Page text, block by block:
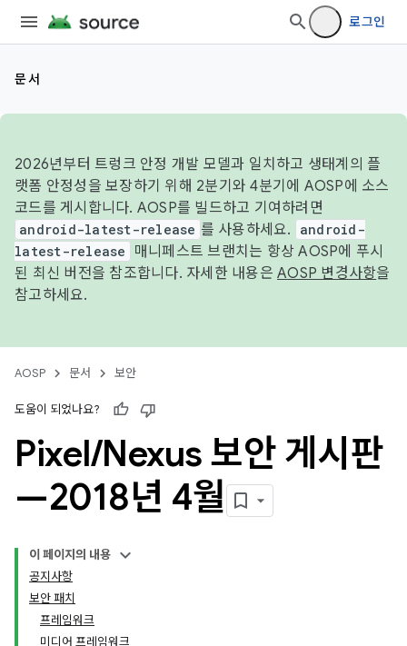
로그인
문서
2026년부터 트렁크 안정 개발 모델과 일치하고 생태계의 플
랫폼 안정성을 보장하기 위해 2분기와 4분기에 AOSP에 소스
코드를 게시합니다. AOSP를 빌드하고 기여하려면
android-latest-release 를 사용하세요.
android-
latest-release
매니페스트 브랜치는 항상 AOSP에 푸시
된 최신 버전을 참조합니다. 자세한 내용은 AOSP 변경사항을
참고하세요.
AOSP 문서 보안
도움이 되었나요?
Pixel/Nexus 보안 게시판
—2018년 4월
이 페이지의 내용
공지사항
보안 패치
프레임워크
미디어 프레임워크